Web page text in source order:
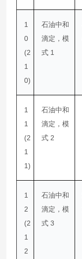
1
0
(2
1
0)
石油中和
滴定，模
式 1
1
1
(2
1
1)
石油中和
滴定，模
式 2
1
2
(2
1
2
石油中和
滴定，模
式 3